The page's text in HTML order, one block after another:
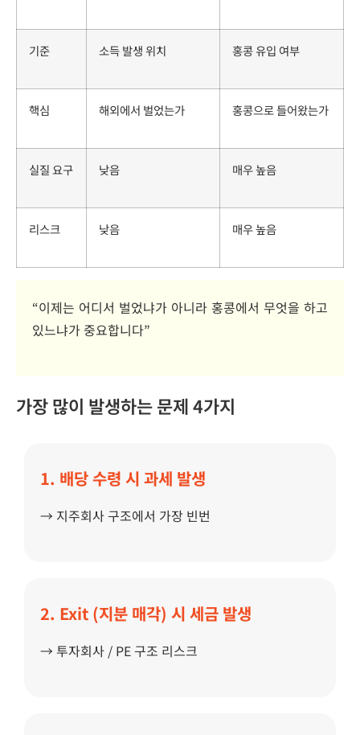
기준 소득 발생 위치 홍콩 유입 여부
핵심 해외에서 벌었는가 홍콩으로 들어왔는가
실질 요구 낮음 매우 높음
리스크 낮음 매우 높음
“이제는 어디서 벌었냐가 아니라 홍콩에서 무엇을 하고
있느냐가 중요합니다”
가장 많이 발생하는 문제 4가지
1. 배당수령 시 과세 발생
→ 지주회사 구조에서 가장 빈번
2. Exit (지분 매각) 시 세금 발생
→ 투자회사 / PE 구조 리스크